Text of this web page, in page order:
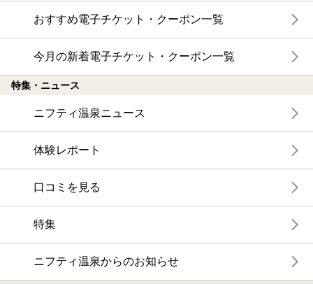
おすすめ電子チケット・クーポン一覧
今月の新着電子チケット・クーポン一覧
特集・ニュース
ニフティ温泉ニュース
体験レポート
口コミを見る
特集
ニフティ温泉からのお知らせ